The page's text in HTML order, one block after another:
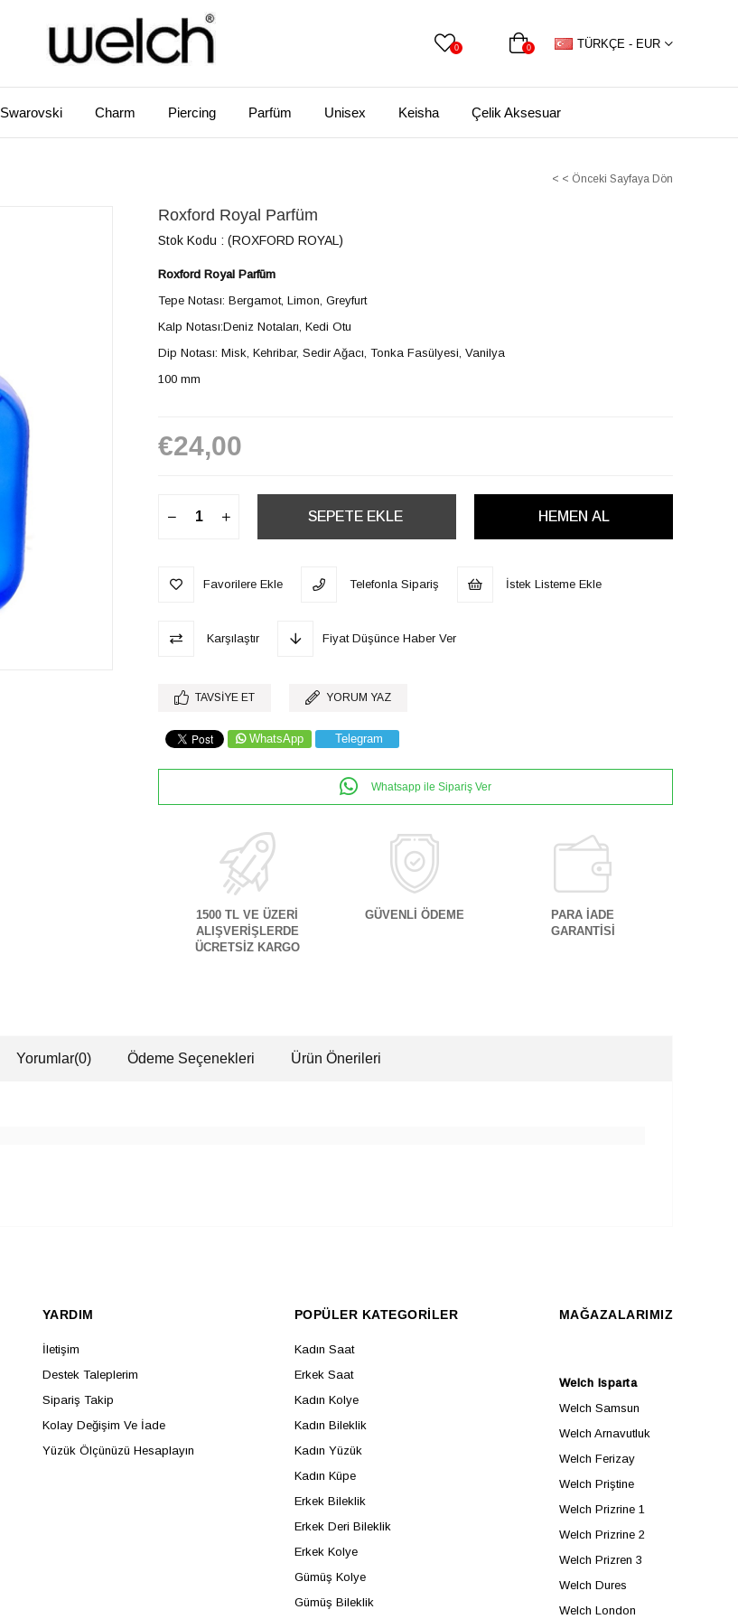
0 0 TÜRKÇE - EUR
Swarovski Charm Piercing Parfüm Unisex Keisha Çelik Aksesuar
< < Önceki Sayfaya Dön
Roxford Royal Parfüm
Stok Kodu (ROXFORD ROYAL)
Roxford Royal Parfüm
Tepe Notası: Bergamot, Limon, Greyfurt
Kalp Notası:Deniz Notaları, Kedi Otu
Dip Notası: Misk, Kehribar, Sedir Ağacı, Tonka Fasülyesi, Vanilya
100 mm
€24,00
Favorilere Ekle Telefonla Sipariş İstek Listeme Ekle
Karşılaştır Fiyat Düşünce Haber Ver
TAVSIYE ET YORUM YAZ
WhatsApp Telegram
Whatsapp ile Sipariş Ver
1500 TL VE ÜZERİ
ALIŞVERİŞLERDE
ÜCRETSİZ KARGO
GÜVENLİ ÖDEME
PARA İADE
GARANTİSİ
Yorumlar(0) Ödeme Seçenekleri Ürün Önerileri
YARDIM
İletişim
Destek Taleplerim
Sipariş Takip
Kolay Değişim Ve İade
Yüzük Ölçünüzü Hesaplayın
POPÜLER KATEGORİLER
Kadın Saat
Erkek Saat
Kadın Kolye
Kadın Bileklik
Kadın Yüzük
Kadın Küpe
Erkek Bileklik
Erkek Deri Bileklik
Erkek Kolye
Gümüş Kolye
Gümüş Bileklik
MAĞAZALARIMIZ
Welch Isparta
Welch Samsun
Welch Arnavutluk
Welch Ferizay
Welch Priştine
Welch Prizrine 1
Welch Prizrine 2
Welch Prizren 3
Welch Dures
Welch London